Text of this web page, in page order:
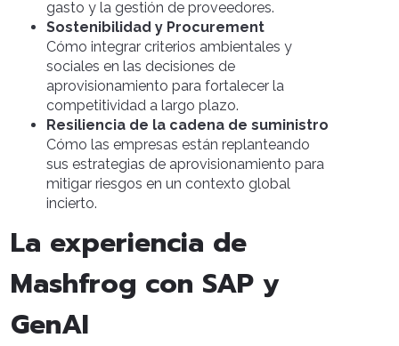
gasto y la gestión de proveedores.
Sostenibilidad y Procurement
Cómo integrar criterios ambientales y
sociales en las decisiones de
aprovisionamiento para fortalecer la
competitividad a largo plazo.
Resiliencia de la cadena de suministro
Cómo las empresas están replanteando
sus estrategias de aprovisionamiento para
mitigar riesgos en un contexto global
incierto.
La experiencia de
Mashfrog con SAP y
GenAI